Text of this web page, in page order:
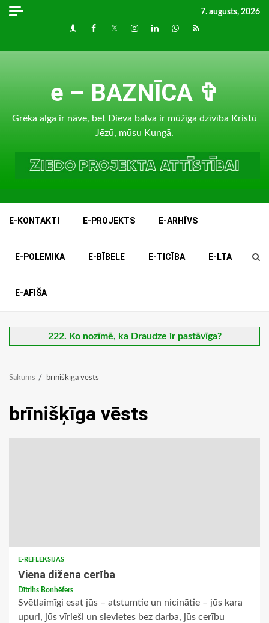
Skip
7. augusts, 2026
DraugiemFacebook
TwitterInstagram
LinkedInwhatsapp
RSS
e – BAZNĪCA ✞
Grēka alga ir nāve, bet Dieva balva ir mūžīga dzīvība Kristū
Jēzū, mūsu Kungā.
E-KONTAKTI E-PROJEKTS E-ARHĪVS
E-POLEMIKA E-BĪBELE E-TICĪBA E-LTA
E-AFIŠA
222. Ko nozīmē, ka Draudze ir pastāvīga?
Sākums brīnišķīga vēsts
brīnišķīga vēsts
E-REFLEKSIJAS
Viena dižena cerība
Dītrihs Bonhēfers
Svētlaimīgi esat jūs – atstumtie un nicinātie – jūs kara
upuri, jūs vīrieši un sievietes bez darba, jūs cerību